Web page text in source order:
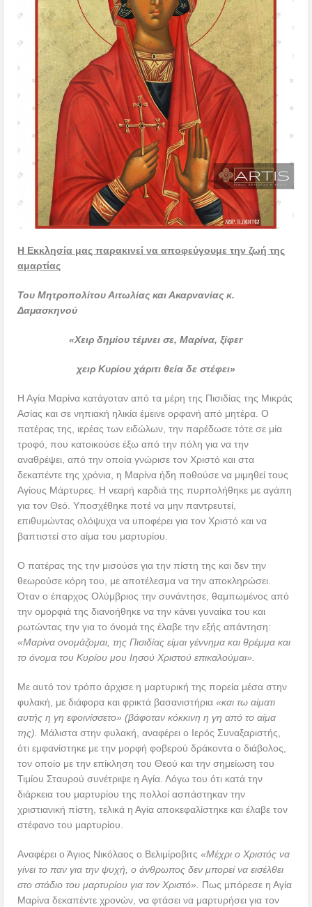
Η Εκκλησία μας παρακινείνα αποφεύγουμε την ζωή της
αμαρτίας
Του Μητροπολίτου Αιτωλίας και Ακαρνανίας κ.
Δαμασκηνού
«Χειρ δημίου τέμνει σε, Μαρίνα, ξίφει.
χειρ Κυρίου χάριτι θεία δε στέφει»
Η Αγία Μαρίνα κατάγοταν από τα μέρη της Πισιδίας της Μικράς
Ασίας και σε νηπιακή ηλικία έμεινε ορφανή από μητέρα. Ο
πατέρας της, ιερέας των ειδώλων, την παρέδωσε τότε σε μία
τροφό, που κατοικούσε έξω από την πόλη για να την
αναθρέψει, από την οποία γνώρισε τον Χριστό και στα
δεκαπέντε της χρόνια, η Μαρίνα ήδη ποθούσε να μιμηθεί τους
Αγίους Μάρτυρες. Η νεαρή καρδιά της πυρπολήθηκε με αγάπη
για τον Θεό. Υποσχέθηκε ποτέ να μην παντρευτεί,
επιθυμώντας ολόψυχα να υποφέρει για τον Χριστό και να
βαπτιστεί στο αίμα του μαρτυρίου.
Ο πατέρας της την μισούσε για την πίστη της και δεν την
θεωρούσε κόρη του, με αποτέλεσμα να την αποκληρώσει.
Όταν ο έπαρχος Ολύμβριος την συνάντησε, θαμπωμένος από
την ομορφιά της διανοήθηκε να την κάνει γυναίκα του και
ρωτώντας την για το όνομά της έλαβε την εξής απάντηση:
«Μαρίνα ονομάζομαι, της Πισιδίας είμαι γέννημα και θρέμμα και
το όνομα του Κυρίου μου Ιησού Χριστού επικαλούμαι».
Με αυτό τον τρόπο άρχισε η μαρτυρική της πορεία μέσα στην
φυλακή, με διάφορα και φρικτά βασανιστήρια«και τω αίματι
αυτής η γη εφοινίσσετο» (βάφοταν κόκκινη η γη από το αίμα
της). Μάλιστα στην φυλακή, αναφέρει ο Ιερός Συναξαριστής,
ότι εμφανίστηκε με την μορφή φοβερού δράκοντα ο διάβολος,
τον οποίο με την επίκληση του Θεού και την σημείωση του
Τιμίου Σταυρού συνέτριψε η Αγία. Λόγω του ότι κατά την
διάρκεια του μαρτυρίου της πολλοί ασπάστηκαν την
χριστιανική πίστη, τελικά η Αγία αποκεφαλίστηκε και έλαβε τον
στέφανο του μαρτυρίου.
Αναφέρει ο Άγιος Νικόλαος ο Βελιμίροβιτς«Μέχρι ο Χριστός να
γίνει το παν για την ψυχή, ο άνθρωπος δεν μπορεί να εισέλθει
στο στάδιο του μαρτυρίου για τον Χριστό». Πως μπόρεσε η Αγία
Μαρίνα δεκαπέντε χρονών, να φτάσει να μαρτυρήσει για τον